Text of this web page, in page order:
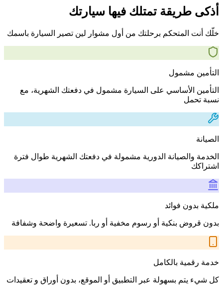
أذكى طريقة تمتلك فيها سيارتك
خلّك أنت المتحكم برحلتك من أول مشوار لين تصير السيارة باسمك
التأمين مشمول
التأمين الأساسي على السيارة مشمول في دفعتك الشهرية، مع
نسبة تحمل
الصيانة
الخدمة والصيانة الدورية مشمولة في دفعتك الشهرية طوال فترة
اشتراكك
ملكية بدون فوائد
بدون قروض بنكية أو رسوم مخفية أو ربا. تسعيرة واضحة وشفافة
خدمة رقمية بالكامل
كل شيء يتم بسهولة عبر التطبيق أو الموقع، بدون أوراق و تعقيدات